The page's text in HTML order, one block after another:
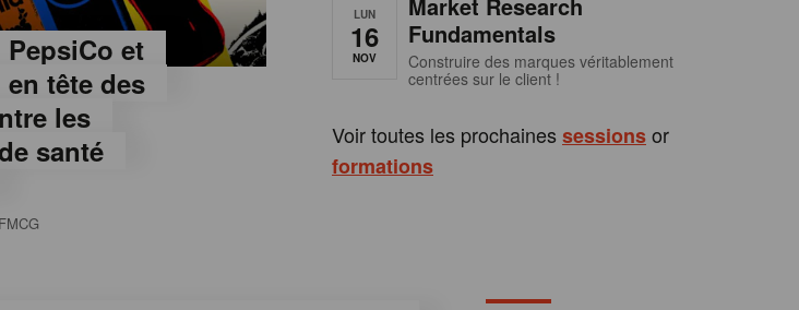
PepsiCo et
tête des
les
santé
LUN
16
NOV
Fundamentals
Construire des marques véritablement
centrées sur le client !
Voir toutes les prochaines sessionsor
formations